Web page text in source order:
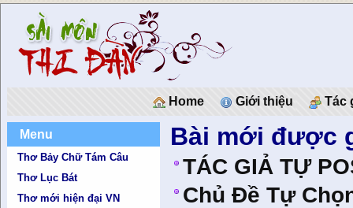
Home Giới thiệu Tác
Menu
Thơ Bảy Chữ Tám Câu
Thơ Lục Bát
Thơ mới hiện đại VN
Bài mới được
TÁC GIẢ TỰ
Chủ Ðề Tự